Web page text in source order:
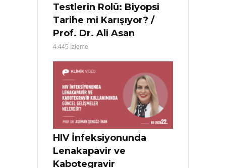
Testlerin Rolü: Biyopsi
Tarihe mi Karışıyor? /
Prof. Dr. Ali Asan
4.445 İzleme
HIV İnfeksiyonunda
Lenakapavir ve
Kabotegravir